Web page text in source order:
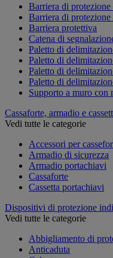
Barriera di protezione
Barriera di protezione
Barriera protettiva
Catena di
Paletto di
Paletto di
Paletto di
Paletto di
Supporto a muro con
Cassaforte, armadio e
Vedi tutte le categorie
Accessori per
Armadio di sicurezza
Armadio portachiavi
Cassaforte
Cassetta portachiavi
Dispositivi di protezione
Vedi tutte le categorie
Abbigliamento di
Anticaduta